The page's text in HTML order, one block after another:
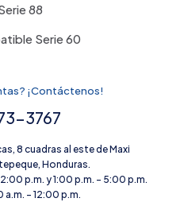
88
Serie 60
¡Contáctenos!
3767
8 cuadras al este de Maxi
Honduras.
p.m. y 1:00 p.m. – 5:00 p.m.
a.m. – 12:00 p.m.